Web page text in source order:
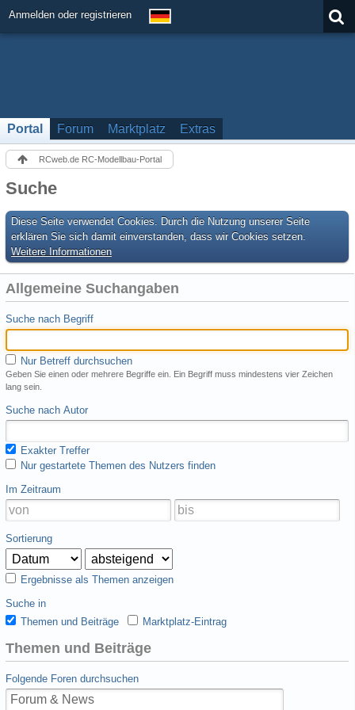
Anmelden oder registrieren
Portal Forum Marktplatz Extras
RCweb.de RC-Modellbau-Portal
Suche
Diese Seite verwendet Cookies. Durch die Nutzung unserer Seite
erklären Sie sich damit einverstanden, dass wir Cookies setzen.
Weitere Informationen
Allgemeine Suchangaben
Suche nach Begriff
Nur Betreff durchsuchen
Geben Sie einen oder mehrere Begriffe ein. Ein Begriff muss mindestens vier Zeichen
lang sein.
Suche nach Autor
Exakter Treffer
Nur gestartete Themen des Nutzers finden
Im Zeitraum
Sortierung
Ergebnisse als Themen anzeigen
Suche in
Themen und Beiträge
Marktplatz-Eintrag
Themen und Beiträge
Folgende Foren durchsuchen